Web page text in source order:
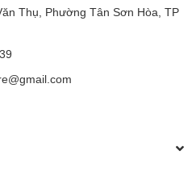
Thụ, Phường Tân Sơn Hòa, TP